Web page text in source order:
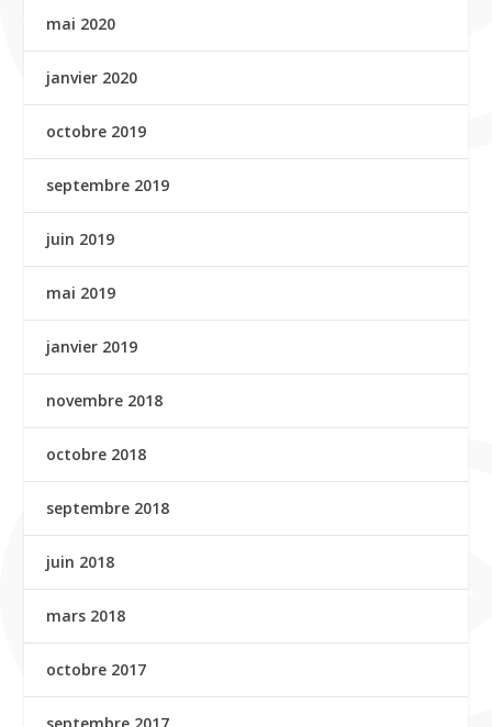
mai 2020
janvier 2020
octobre 2019
septembre 2019
juin 2019
mai 2019
janvier 2019
novembre 2018
octobre 2018
septembre 2018
juin 2018
mars 2018
octobre 2017